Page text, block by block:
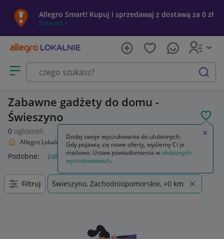
Allegro Smart! Kupuj i sprzedawaj z dostawą za 0 zł
Sprawdź »
Otwórz menu z kategoriami
szukaj
Zabawne gadżety do domu -
Świeszyno
0 ogłoszeń
Allegro Lokalnie Dom i Ogród Wyposażenie Zabawne gadżety
Podobne: zabawne gadżety zabawne gadżety dla dzieci
Filtruj Świeszyno, Zachodniopomorskie, +0 km
Dodaj swoje wyszukiwania do ulubionych.
Gdy pojawią się nowe oferty, wyślemy Ci je
mailowo. Ustaw powiadomienia w ulubionych
wyszukiwaniach.